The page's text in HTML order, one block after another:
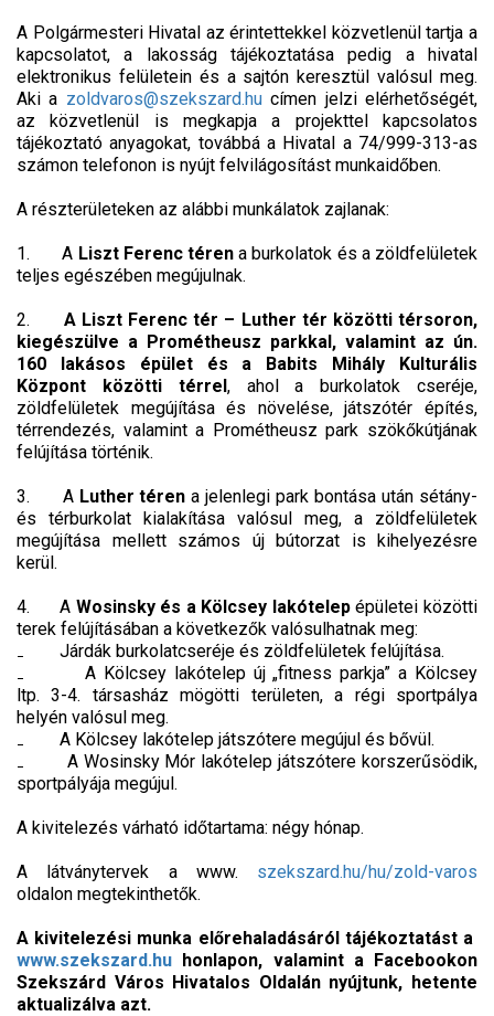
A Polgármesteri Hivatal az érintettekkel közvetlenül tartja a
kapcsolatot, a lakosság tájékoztatása pedig a hivatal
elektronikus felületein és a sajtón keresztül valósul meg.
Aki a zoldvaros@szekszard.hucímen jelzi elérhetőségét,
az közvetlenül is megkapja a projekttel kapcsolatos
tájékoztató anyagokat, továbbá a Hivatal a 74/999-313-as
számon telefonon is nyújt felvilágosítást munkaidőben.
A részterületeken az alábbi munkálatok zajlanak:
1. A Liszt Ferenc téren a burkolatok és a zöldfelületek
teljes egészében megújulnak.
2. A Liszt Ferenc tér – Luther tér közötti térsoron,
kiegészülve a Prométheusz parkkal, valamint az ún.
160 lakásos épület és a Babits Mihály Kulturális
Központ közötti térrel, ahol a burkolatok cseréje,
zöldfelületek megújítása és növelése, játszótér építés,
térrendezés, valamint a Prométheusz park szökőkútjának
felújítása történik.
3. A Luther térena jelenlegi park bontása után sétány-
és térburkolat kialakítása valósul meg, a zöldfelületek
megújítása mellett számos új bútorzat is kihelyezésre
kerül.
4. A Wosinsky és a Kölcsey lakótelepépületei közötti
terek felújításában a következők valósulhatnak meg:
₋ Járdák burkolatcseréje és zöldfelületek felújítása.
₋ A Kölcsey lakótelep új „fitness parkja” a Kölcsey
ltp. 3-4. társasház mögötti területen, a régi sportpálya
helyén valósul meg.
₋ A Kölcsey lakótelep játszótere megújul és bővül.
₋ A Wosinsky Mór lakótelep játszótere korszerűsödik,
sportpályája megújul.
A kivitelezés várható időtartama: négy hónap.
A látványtervek a www. szekszard.hu/hu/zold-varos
oldalon megtekinthetők.
A kivitelezési munka előrehaladásáról tájékoztatást a
www.szekszard.hu honlapon, valamint a Facebookon
Szekszárd Város Hivatalos Oldalán nyújtunk, hetente
aktualizálva azt.